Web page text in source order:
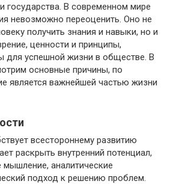
государства. В современном мире
невозможно переоценить. Оно не
получить знания и навыки, но и
ценности и принципы,
для успешной жизни в обществе. В
основные причины, по
является важнейшей частью жизни
всестороннему развитию
раскрыть внутренний потенциал,
мышление, аналитические
подход к решению проблем.